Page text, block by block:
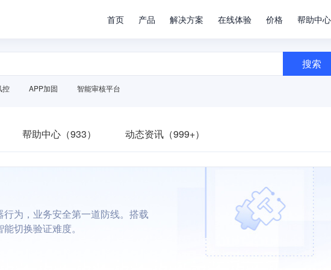
首页 产品 解决方案 在线体验 价格 帮助中心
搜索
控 APP加固 智能审核平台
帮助中心（933） 动态资讯（999+）
为，业务安全第一道防线。搭载
切换验证难度。